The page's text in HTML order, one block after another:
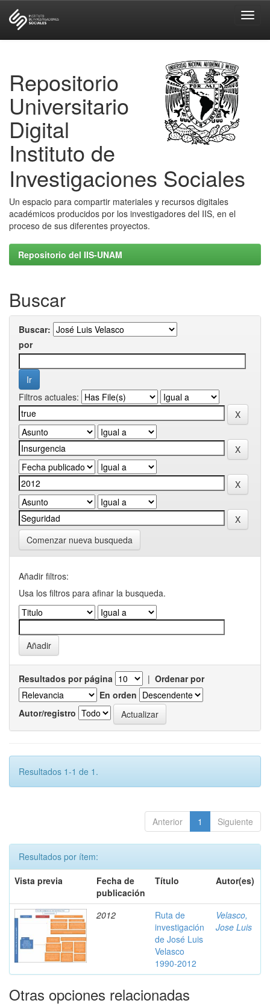
Repositorio
Universitario
Digital
Instituto de
Investigaciones Sociales
Un espacio para compartir materiales y recursos digitales
académicos producidos por los investigadores del IIS, en el
proceso de sus diferentes proyectos.
Repositorio del IIS-UNAM
Buscar
Buscar:
por
Filtros actuales:
Comenzar nueva busqueda
Añadir filtros:
Usa los filtros para afinar la busqueda.
Resultados por página | Ordenar por
En orden
Autor/registro
Resultados 1-1 de 1.
Anterior 1 Siguiente
Resultados por ítem:
Vista previa
Fecha de
publicación
Título Autor(es)
2012
Ruta de
investigación
de José Luis
Velasco
1990-2012
Velasco,
Jose Luis
Otras opciones relacionadas